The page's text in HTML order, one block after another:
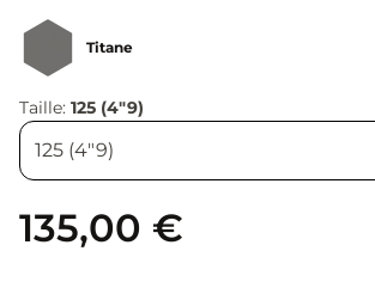
Titane
Taille: 125 (4"9)
135,00 €